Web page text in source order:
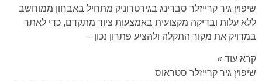
שיפוץ גיר קרייזלר סברינג בגירטרוניק מתחיל באבחון ממוחשב
ללא עלות ובדיקה מקצועית באמצעות ציוד מתקדם, כדי לאתר
במדויק את מקור התקלה ולהציע פתרון נכון –
קרא עוד »
שיפוץ גיר קרייזלר סטראוס